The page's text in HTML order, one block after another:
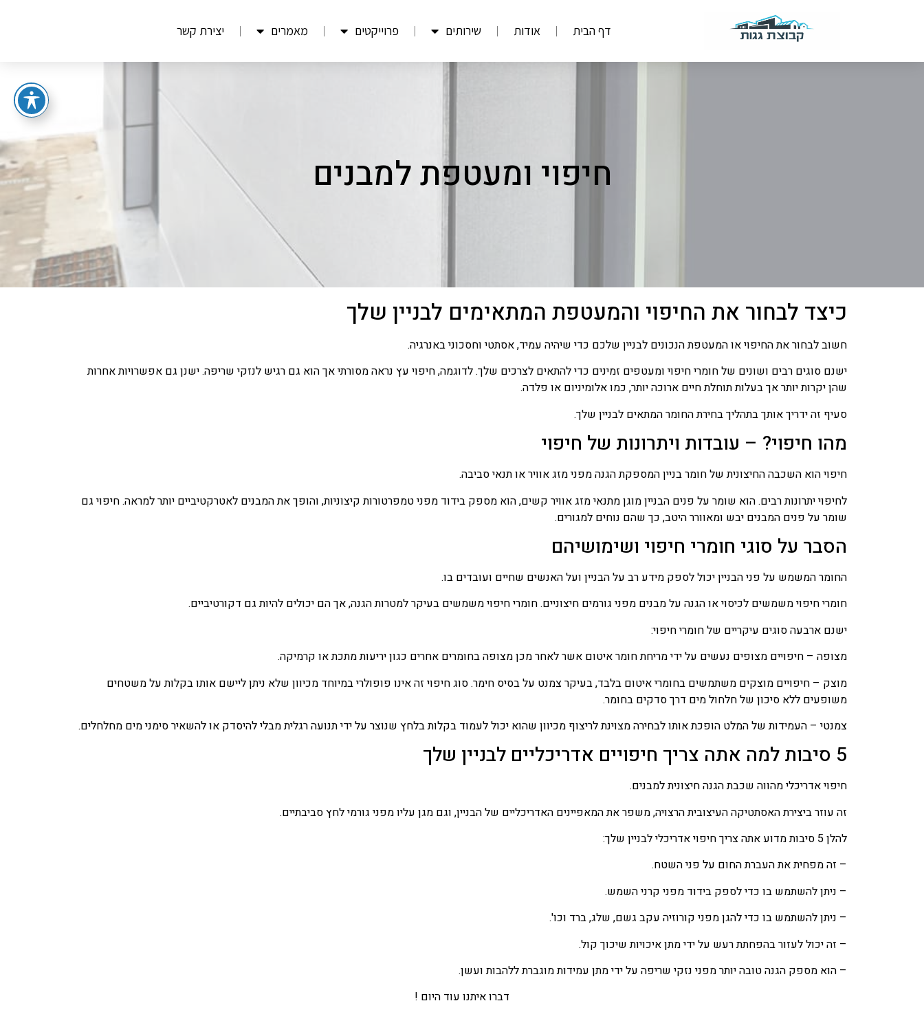
דף הבית אודות שירותים פרוייקטים מאמרים יצירת קשר
חיפוי ומעטפת למבנים
כיצד לבחור את החיפוי והמעטפת המתאימים לבניין שלך
חשוב לבחור את החיפוי או המעטפת הנכונים לבניין שלכם כדי שיהיה עמיד, אסתטי וחסכוני באנרגיה.
ישנם סוגים רבים ושונים של חומרי חיפוי ומעטפים זמינים כדי להתאים לצרכים שלך. לדוגמה, חיפוי עץ נראה מסורתי אך הוא גם רגיש לנזקי שריפה. ישנן גם אפשרויות אחרות
שהן יקרות יותר אך בעלות תוחלת חיים ארוכה יותר, כמו אלומיניום או פלדה.
סעיף זה ידריך אותך בתהליך בחירת החומר המתאים לבניין שלך.
מהו חיפוי? – עובדות ויתרונות של חיפוי
חיפוי הוא השכבה החיצונית של חומר בניין המספקת הגנה מפני מזג אוויר או תנאי סביבה.
לחיפוי יתרונות רבים. הוא שומר על פנים הבניין מוגן מתנאי מזג אוויר קשים, הוא מספק בידוד מפני טמפרטורות קיצוניות, והופך את המבנים לאטרקטיביים יותר למראה. חיפוי גם
שומר על פנים המבנים יבש ומאוורר היטב, כך שהם נוחים למגורים.
הסבר על סוגי חומרי חיפוי ושימושיהם
החומר המשמש על פני הבניין יכול לספק מידע רב על הבניין ועל האנשים שחיים ועובדים בו.
חומרי חיפוי משמשים לכיסוי או הגנה על מבנים מפני גורמים חיצוניים. חומרי חיפוי משמשים בעיקר למטרות הגנה, אך הם יכולים להיות גם דקורטיביים.
ישנם ארבעה סוגים עיקריים של חומרי חיפוי:
מצופה – חיפויים מצופים נעשים על ידי מריחת חומר איטום אשר לאחר מכן מצופה בחומרים אחרים כגון יריעות מתכת או קרמיקה.
מוצק – חיפויים מוצקים משתמשים בחומרי איטום בלבד, בעיקר צמנט על בסיס חימר. סוג חיפוי זה אינו פופולרי במיוחד מכיוון שלא ניתן ליישם אותו בקלות על משטחים
משופעים ללא סיכון של חלחול מים דרך סדקים בחומר.
צמנטי – העמידות של המלט הופכת אותו לבחירה מצוינת לריצוף מכיוון שהוא יכול לעמוד בקלות בלחץ שנוצר על ידי תנועה רגלית מבלי להיסדק או להשאיר סימני מים מחלחלים.
5 סיבות למה אתה צריך חיפויים אדריכליים לבניין שלך
חיפוי אדריכלי מהווה שכבת הגנה חיצונית למבנים.
זה עוזר ביצירת האסתטיקה העיצובית הרצויה, משפר את המאפיינים האדריכליים של הבניין, וגם מגן עליו מפני גורמי לחץ סביבתיים.
להלן 5 סיבות מדוע אתה צריך חיפוי אדריכלי לבניין שלך:
– זה מפחית את העברת החום על פני השטח.
– ניתן להשתמש בו כדי לספק בידוד מפני קרני השמש.
– ניתן להשתמש בו כדי להגן מפני קורוזיה עקב גשם, שלג, ברד וכו'.
– זה יכול לעזור בהפחתת רעש על ידי מתן איכויות שיכוך קול.
– הוא מספק הגנה טובה יותר מפני נזקי שריפה על ידי מתן עמידות מוגברת ללהבות ועשן.
דברו איתנו עוד היום !